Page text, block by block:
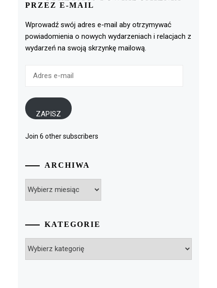
PRZEZ E-MAIL
Wprowadź swój adres e-mail aby otrzymywać
powiadomienia o nowych wydarzeniach i relacjach z
wydarzeń na swoją skrzynkę mailową.
ZAPISZ
Join 6 other subscribers
ARCHIWA
KATEGORIE